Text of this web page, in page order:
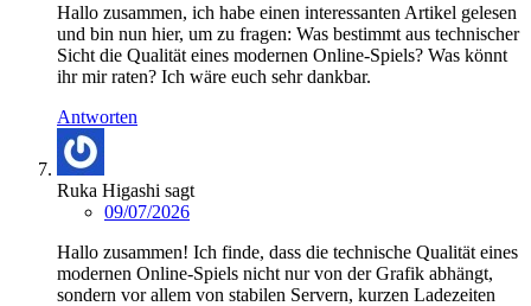
Hallo zusammen, ich habe einen interessanten Artikel gelesen
und bin nun hier, um zu fragen: Was bestimmt aus technischer
Sicht die Qualität eines modernen Online-Spiels? Was könnt
ihr mir raten? Ich wäre euch sehr dankbar.
Antworten
Ruka Higashi sagt
09/07/2026
Hallo zusammen! Ich finde, dass die technische Qualität eines
modernen Online-Spiels nicht nur von der Grafik abhängt,
sondern vor allem von stabilen Servern, kurzen Ladezeiten